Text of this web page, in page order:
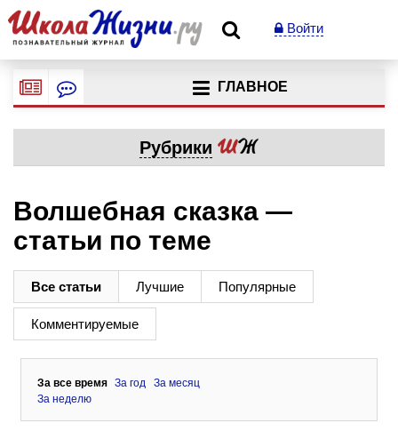
Войти
ГЛАВНОЕ
Рубрики
Волшебная сказка —
статьи по теме
Все статьи Лучшие Популярные
Комментируемые
За все время За год
За месяц
За неделю